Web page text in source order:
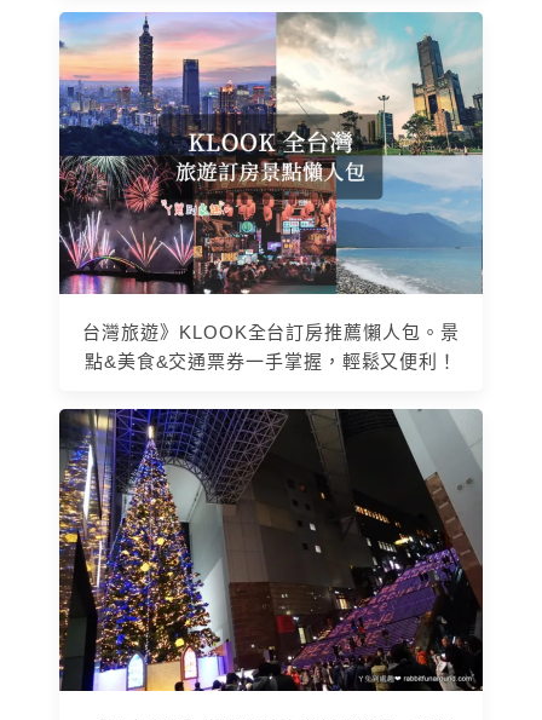
台灣旅遊》KLOOK全台訂房推薦懶人包。景
點&美食&交通票券一手掌握，輕鬆又便利！